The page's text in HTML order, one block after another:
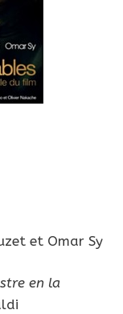
et Omar Sy
en la